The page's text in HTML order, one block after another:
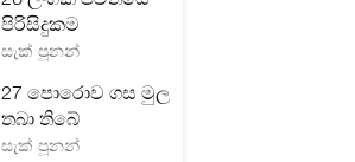
පිරිසිදුකම
සැක් පූනන්
27 පොරොව ගස මුල
තබා තිබේ
සැක් පූනන්